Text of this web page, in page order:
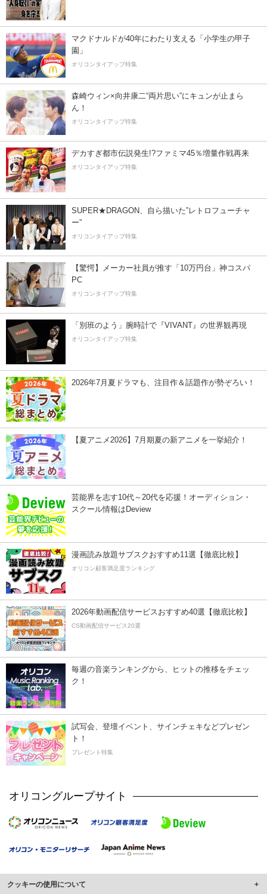
マクドナルドが40年にわたり支える「小学生の甲子
園」
オリコンタイアップ特集
森崎ウィン×向井康二“両片思い”にキュンが止まら
ん！
オリコンタイアップ特集
デカすぎ都市伝説発生!?ファミマ45％増量作戦再来
オリコンタイアップ特集
SUPER★DRAGON、自ら描いた”レトロフューチャ
ー”
オリコンタイアップ特集
【驚愕】メーカー社員が推す「10万円台」神コスパ
PC
オリコンタイアップ特集
「別班のよう」腕時計で『VIVANT』の世界観再現
オリコンタイアップ特集
2026年7月夏ドラマも、注目作＆話題作が勢ぞろい！
【夏アニメ2026】7月期夏の新アニメを一挙紹介！
芸能界を志す10代～20代を応援！オーディション・
スクール情報はDeview
漫画読み放題サブスクおすすめ11選【徹底比較】
オリコン顧客満足度ランキング
2026年動画配信サービスおすすめ40選【徹底比較】
CS動画配信サービス20選
毎週の音楽ランキングから、ヒットの推移をチェッ
ク！
試写会、登壇イベント、サインチェキなどプレゼン
ト！
プレゼント特集
オリコングループサイト
クッキーの使用について